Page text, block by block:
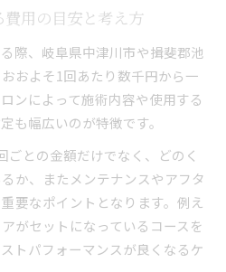
費用の目安と考え方
際、岐阜県中津川市や揖斐郡池
およそ1回あたり数千円から一
ンによって施術内容や使用する
も幅広いのが特徴です。
ごとの金額だけでなく、どのく
か、またメンテナンスやアフタ
要なポイントとなります。例え
がセットになっているコースを
トパフォーマンスが良くなるケ